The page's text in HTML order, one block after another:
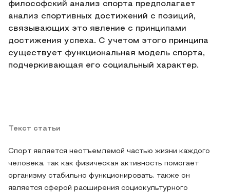
философский анализ спорта предполагает
анализ спортивных достижений с позиций,
связывающих это явление с принципами
достижения успеха. С учетом этого принципа
существует функциональная модель спорта,
подчеркивающая его социальный характер.
Текст статьи
Спорт является неотъемлемой частью жизни каждого
человека, так как физическая активность помогает
организму стабильно функционировать, также он
является сферой расширения социокультурного